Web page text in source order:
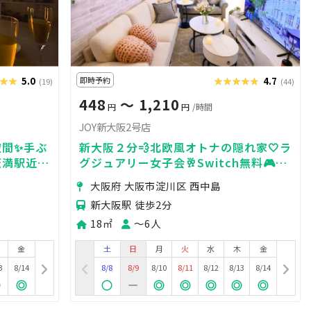
5.0 (19)
✨手ぶ
満駅近☆
金
8/14
即時予約 ★★★★★
★★★★★ 4.7 (44)
448 円〜 1,210 円 /時間
JOY新大阪2号店
新大阪２分💨北欧風オトナの隠れ家🤍ラ
グジュアリー女子会🥂Switch無料🎮✨
大迫力50㌅鑑賞会🎬嬉しい誕生日/推し
活特典🎀２回目以降２割引🎁
大阪府 大阪市淀川区 西中島
新大阪駅 徒歩2分
18㎡
〜6人
土
8/8
日
8/9
月
8/10
火
8/11
水
8/12
木
8/13
金
8/14